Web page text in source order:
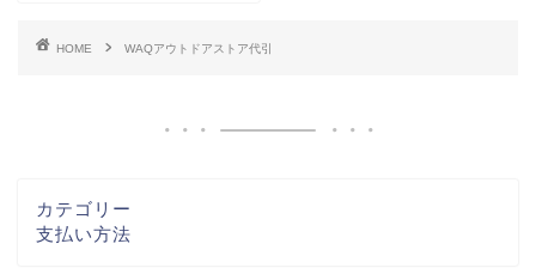
HOME WAQアウトドアストア代引
カテゴリー
支払い方法